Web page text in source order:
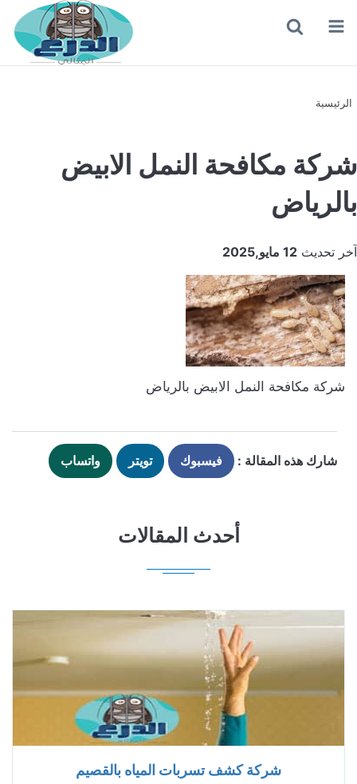
القائمة
الرئيسية
شركة مكافحة النمل الابيض
بالرياض
آخر تحديث 12 مايو,2025
شركة مكافحة النمل الابيض بالرياض
شارك هذه المقالة : فيسبوك تويتر واتساب
أحدث المقالات
شركة كشف تسربات المياه بالقصيم